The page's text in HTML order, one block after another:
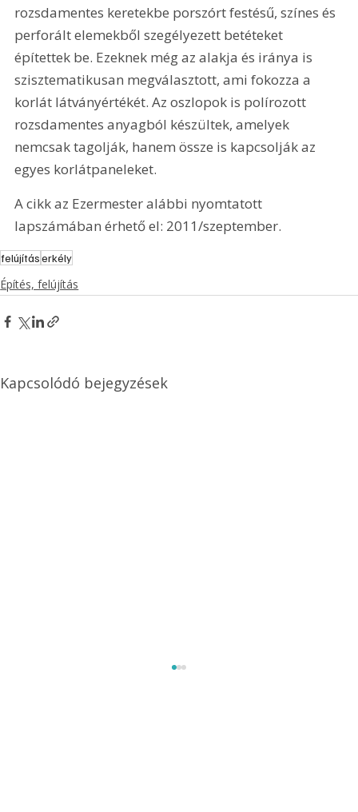
rozsdamentes keretekbe porszórt festésű, színes és
perforált elemekből szegélyezett betéteket
építettek be. Ezeknek még az alakja és iránya is
szisztematikusan megválasztott, ami fokozza a
korlát látványértékét. Az oszlopok is polírozott
rozsdamentes anyagból készültek, amelyek
nemcsak tagolják, hanem össze is kapcsolják az
egyes korlátpaneleket.
A cikk az Ezermester alábbi nyomtatott
lapszámában érhető el: 2011/szeptember.
felújításerkély
Építés, felújítás
Kapcsolódó bejegyzések